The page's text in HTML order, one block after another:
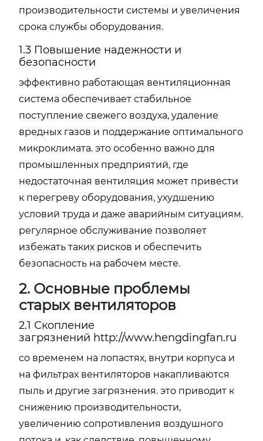
производительности системы и увеличения
срока службы оборудования.
1.3 Повышение надежности и
безопасности
эффективно работающая вентиляционная
система обеспечивает стабильное
поступление свежего воздуха, удаление
вредных газов и поддержание оптимального
микроклимата. это особенно важно для
промышленных предприятий, где
недостаточная вентиляция может привести
к перегреву оборудования, ухудшению
условий труда и даже аварийным ситуациям.
регулярное обслуживание позволяет
избежать таких рисков и обеспечить
безопасность на рабочем месте.
2. Основные проблемы
старых вентиляторов
2.1 Скопление
загрязнений http://www.hengdingfan.ru
со временем на лопастях, внутри корпуса и
на фильтрах вентиляторов накапливаются
пыль и другие загрязнения. это приводит к
снижению производительности,
увеличению сопротивления воздушного